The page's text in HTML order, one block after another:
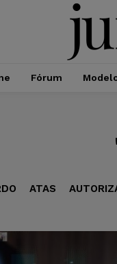
Fórum
ATAS